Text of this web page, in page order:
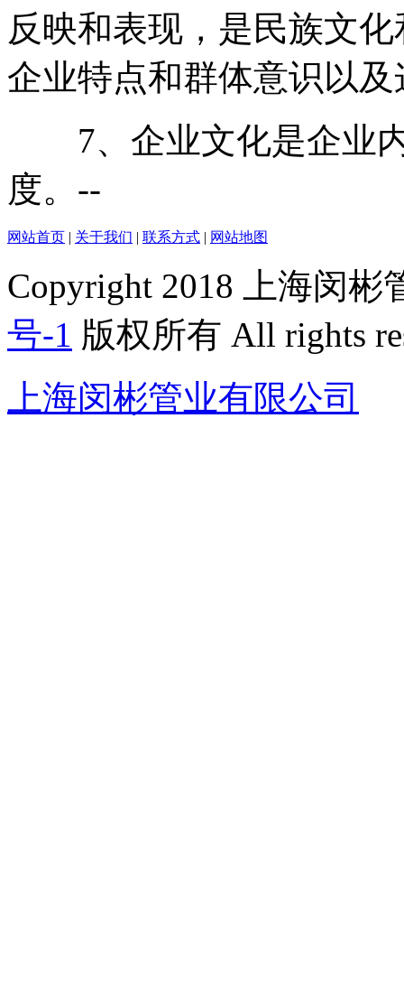
反映和表现，是民族文
企业特点和群体意识以
7、企业文化是企业内
度。--
网站首页 | 关于我们 | 联系方式 | 网站地图
Copyright 2018 上海闵
号-1 版权所有 All rights
上海闵彬管业有限公司